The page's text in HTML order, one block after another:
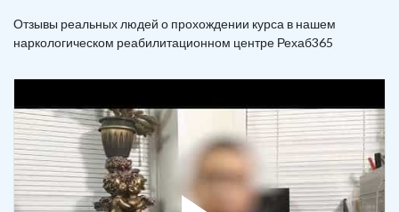
Отзывы реальных людей о прохождении курса в нашем
наркологическом реабилитационном центре Рехаб365